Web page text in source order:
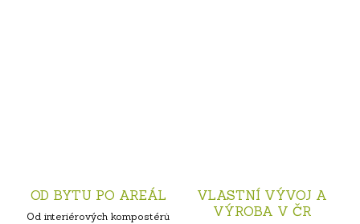
OD BYTU PO AREÁL
Od interiérových kompostérů
VLASTNÍ VÝVOJ A
VÝROBA V ČR